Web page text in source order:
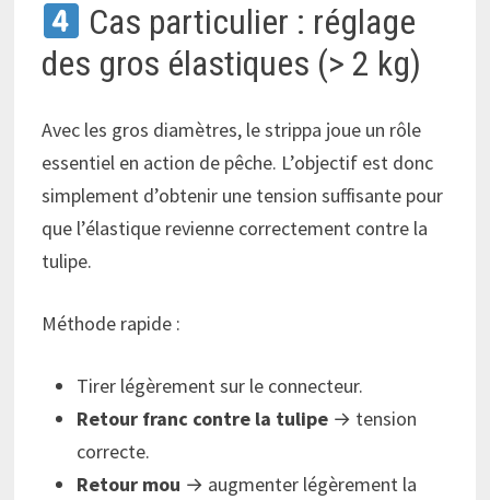
Cas particulier : réglage
des gros élastiques (> 2 kg)
Avec les gros diamètres, le strippa joue un rôle
essentiel en action de pêche. L’objectif est donc
simplement d’obtenir une tension suffisante pour
que l’élastique revienne correctement contre la
tulipe.
Méthode rapide :
Tirer légèrement sur le connecteur.
Retour franc contre la tulipe→ tension
correcte.
Retour mou → augmenter légèrement la